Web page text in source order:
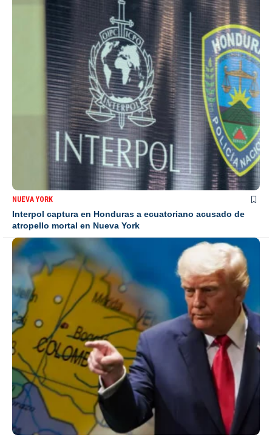
NUEVA YORK
Interpol captura en Honduras a ecuatoriano acusado de
atropello mortal en Nueva York